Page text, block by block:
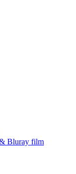
Bluray film